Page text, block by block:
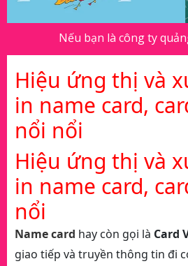
Nếu bạn là công ty quảng cáo,
Hiệu ứng thị và
in name card,
nổi nổi
Hiệu ứng thị và
in name card,
nổi
Name card hay còn gọi là Card
giao tiếp và truyền thông tin đi